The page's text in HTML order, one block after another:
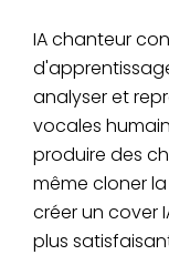
IA chanteur
analyser et
vocales
produire des
même cloner
créer un cover
plus